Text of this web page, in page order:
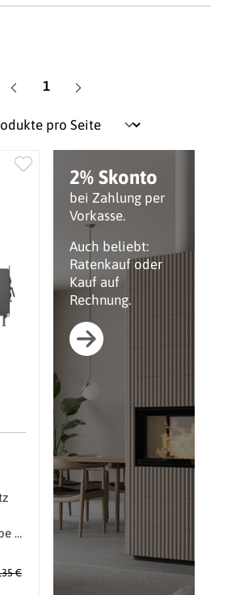
Seite
1
2% Skonto
bei Zahlung per
Vorkasse.
Auch beliebt:
Ratenkauf oder
Kauf auf
Rechnung.
6
€